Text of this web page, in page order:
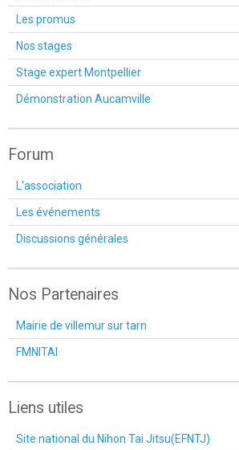
Les promus
Nos stages
Stage expert Montpellier
Démonstration Aucamville
Forum
L'association
Les événements
Discussions générales
Nos Partenaires
Mairie de villemur sur tarn
FMNITAI
Liens utiles
Site national du Nihon Tai Jitsu(EFNTJ)